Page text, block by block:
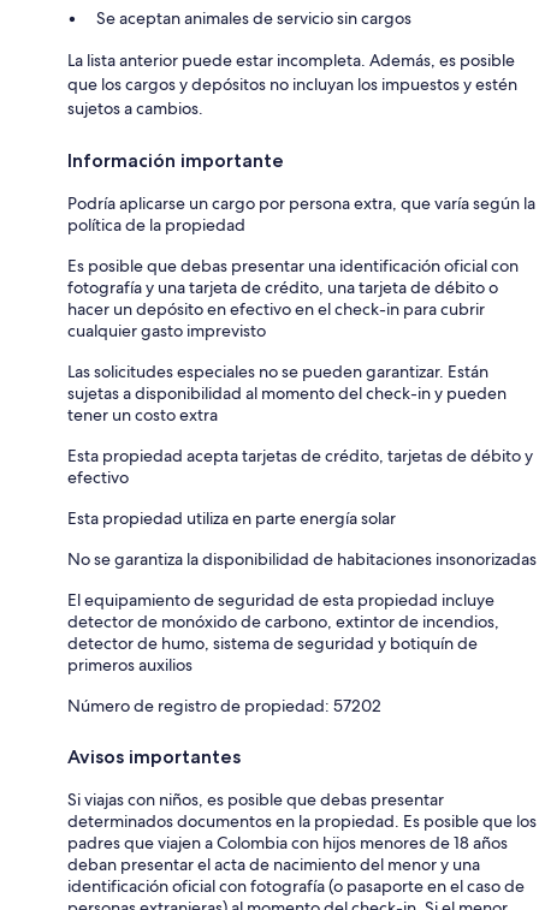
Se aceptan animales de servicio sin cargos
La lista anterior puede estar incompleta. Además, es posible
que los cargos y depósitos no incluyan los impuestos y estén
sujetos a cambios.
Información importante
Podría aplicarse un cargo por persona extra, que varía según la
política de la propiedad
Es posible que debas presentar una identificación oficial con
fotografía y una tarjeta de crédito, una tarjeta de débito o
hacer un depósito en efectivo en el check-in para cubrir
cualquier gasto imprevisto
Las solicitudes especiales no se pueden garantizar. Están
sujetas a disponibilidad al momento del check-in y pueden
tener un costo extra
Esta propiedad acepta tarjetas de crédito, tarjetas de débito y
efectivo
Esta propiedad utiliza en parte energía solar
No se garantiza la disponibilidad de habitaciones insonorizadas
El equipamiento de seguridad de esta propiedad incluye
detector de monóxido de carbono, extintor de incendios,
detector de humo, sistema de seguridad y botiquín de
primeros auxilios
Número de registro de propiedad: 57202
Avisos importantes
Si viajas con niños, es posible que debas presentar
determinados documentos en la propiedad. Es posible que los
padres que viajen a Colombia con hijos menores de 18 años
deban presentar el acta de nacimiento del menor y una
identificación oficial con fotografía (o pasaporte en el caso de